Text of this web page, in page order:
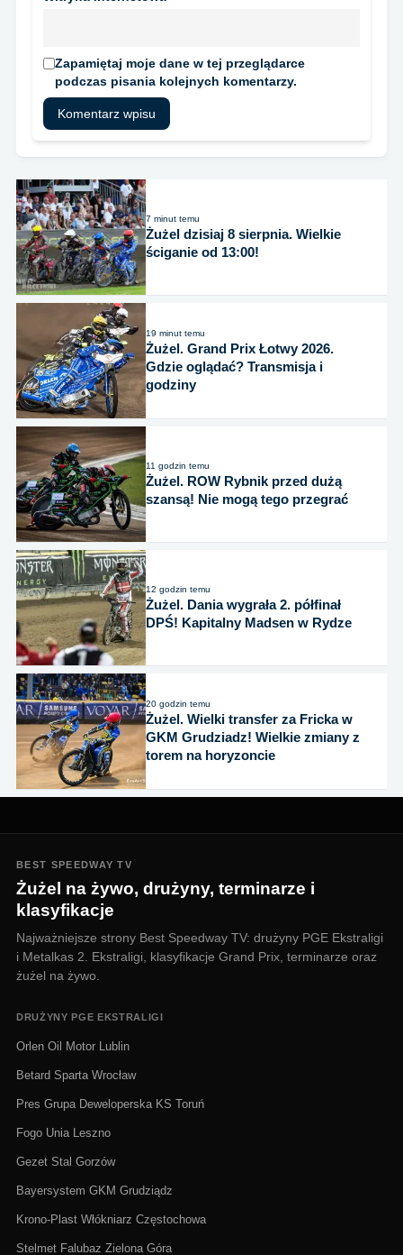
Zapamiętaj moje dane w tej przeglądarce
podczas pisania kolejnych komentarzy.
7 minut temu
Żużel dzisiaj 8 sierpnia. Wielkie
ściganie od 13:00!
19 minut temu
Żużel. Grand Prix Łotwy 2026.
Gdzie oglądać? Transmisja i
godziny
11 godzin temu
Żużel. ROW Rybnik przed dużą
szansą! Nie mogą tego przegrać
12 godzin temu
Żużel. Dania wygrała 2. półfinał
DPŚ! Kapitalny Madsen w Rydze
20 godzin temu
Żużel. Wielki transfer za Fricka w
GKM Grudziadz! Wielkie zmiany z
torem na horyzoncie
BEST SPEEDWAY TV
Żużel na żywo, drużyny, terminarze i
klasyfikacje
Najważniejsze strony Best Speedway TV: drużyny PGE Ekstraligi
i Metalkas 2. Ekstraligi, klasyfikacje Grand Prix, terminarze oraz
żużel na żywo.
DRUŻYNY PGE EKSTRALIGI
Orlen Oil Motor Lublin
Betard Sparta Wrocław
Pres Grupa Deweloperska KS Toruń
Fogo Unia Leszno
Gezet Stal Gorzów
Bayersystem GKM Grudziądz
Krono-Plast Włókniarz Częstochowa
Stelmet Falubaz Zielona Góra